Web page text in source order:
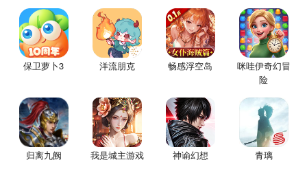
保卫萝卜3 洋流朋克 畅感浮空岛
咪哇伊奇幻冒
险
归离九阙 我是城主游戏 神谕幻想 青璃